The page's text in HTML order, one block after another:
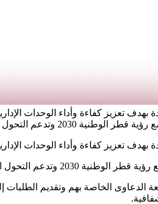
تعزيز كفاءة وأداء الوحدات
تعزيز كفاءة وأداء الوحدات
الدعاوى الخاصة بهم وتقديم الطلبات